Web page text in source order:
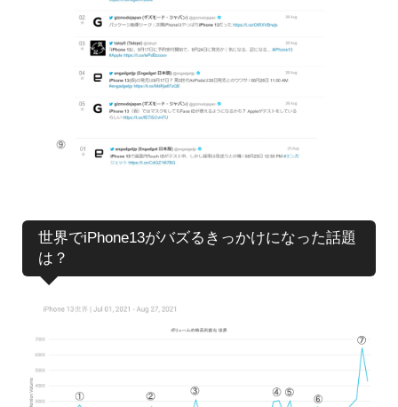
世界でiPhone13がバズるきっかけになった話題
は？